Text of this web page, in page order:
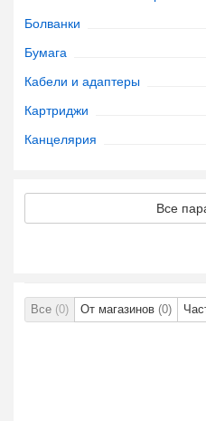
Болванки
Бумага
Кабели и адаптеры
Картриджи
Канцелярия
Все
Все (0) От магазинов (0)